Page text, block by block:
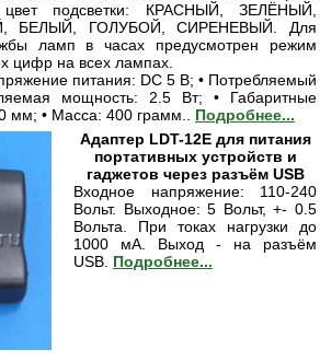
подсветки: КРАСНЫЙ, ЗЕЛЁНЫЙ,
БЕЛЫЙ, ГОЛУБОЙ, СИРЕНЕВЫЙ. Для
ламп в часах предусмотрен режим
цифр на всех лампах.
питания: DC 5 В; • Потребляемый
мощность: 2.5 Вт; • Габаритные
мм; • Масса: 400 грамм.. Подробнее...
Адаптер LDT-12E для питания
портативных устройств и
гаджетов через разъём USB
Входное напряжение: 110-240
Вольт. Выходное: 5 Вольт, +- 0.5
Вольта. При токах нагрузки до
1000 мА. Выход - на разъём
USB. Подробнее...